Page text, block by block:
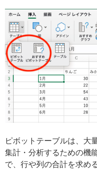
ピボットテーブルは、大
集計・分析するための機
で、行や列の合計を求め